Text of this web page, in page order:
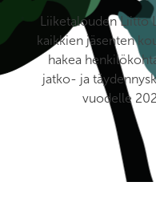
Liiketalouden Liitto
kaikkien jäsenten
hakea
jatko- ja
vuodelle